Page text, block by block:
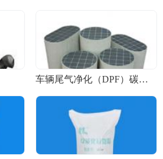
车辆尾气净化（DPF）碳化硅微粉